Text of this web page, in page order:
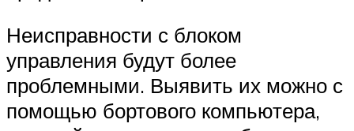
Неисправности с блоком
управления будут более
проблемными. Выявить их можно с
помощью бортового компьютера,